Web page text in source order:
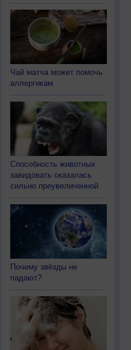
Чай матча может помочь
аллергикам
Способность животных
завидовать оказалась
сильно преувеличенной
Почему звёзды не
падают?